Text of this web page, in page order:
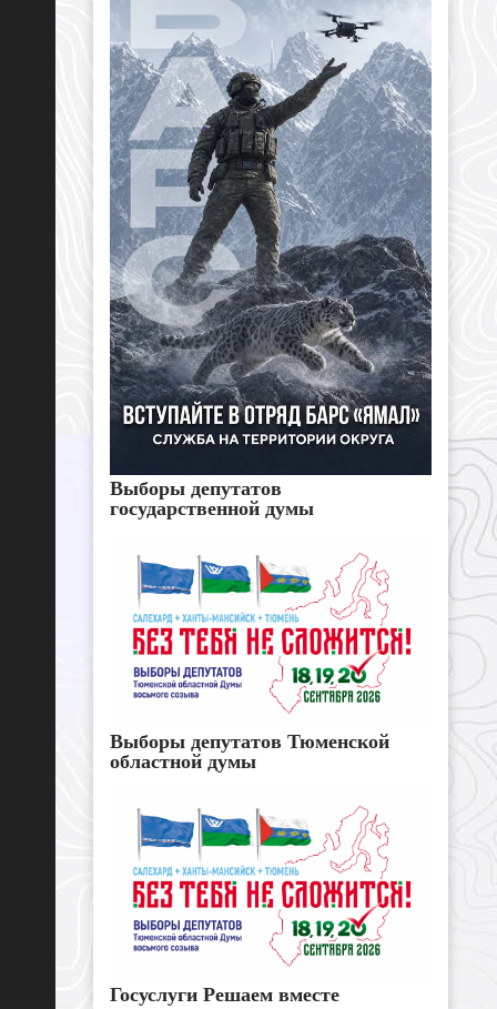
Выборы депутатов
государственной думы
Выборы депутатов Тюменской
областной думы
Госуслуги Решаем вместе